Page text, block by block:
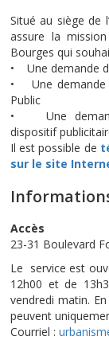
Situé au siège de
assure la
Bourges qui
• Une demande
• Une demande
Public
• Une
dispositif
Il est possible de
sur le site
Accès
23-31 Boulevard
Le service est
12h00 et de
vendredi matin.
peuvent
Courriel :